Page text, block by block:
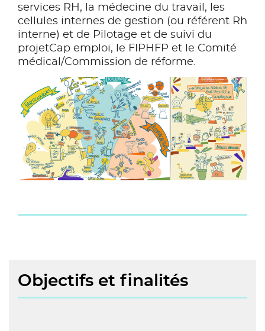
services RH, la médecine du travail, les
cellules internes de gestion (ou référent Rh
interne) et de Pilotage et de suivi du
projetCap emploi, le FIPHFP et le Comité
médical/Commission de réforme.
Objectifs et finalités